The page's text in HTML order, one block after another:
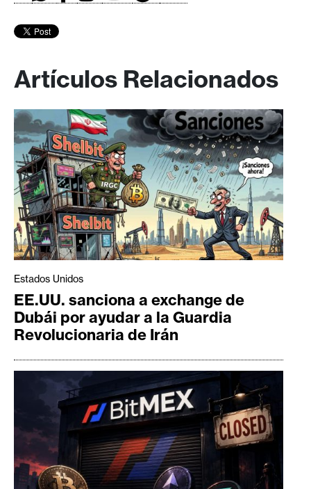
Artículos Relacionados
Estados Unidos
EE.UU. sanciona a exchange de
Dubái por ayudar a la Guardia
Revolucionaria de Irán